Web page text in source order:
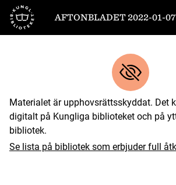
Till startsidan
AFTONBLADET 2022-01-07
Materialet är upphovsrättsskyddat. Det
digitalt på Kungliga biblioteket och på
bibliotek.
Se lista på bibliotek som erbjuder full